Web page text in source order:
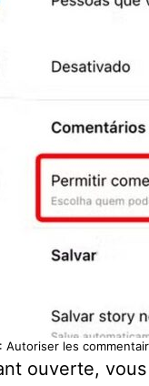
Autoriser les
ouverte,